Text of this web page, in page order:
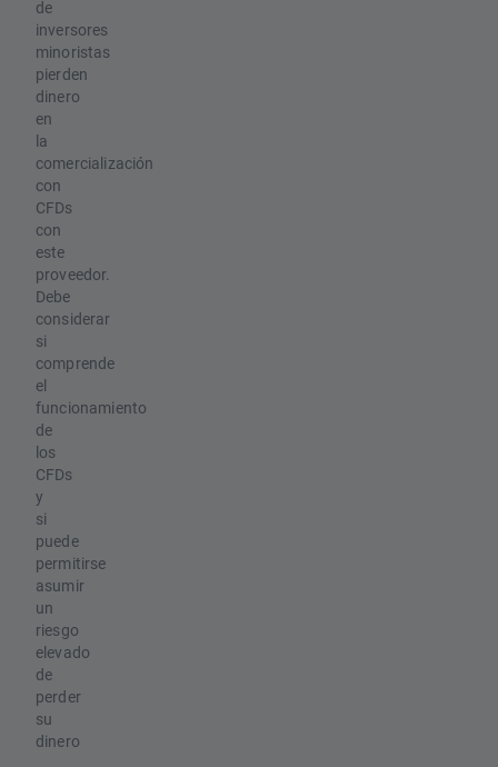
de
inversores
minoristas
pierden
dinero
en
la
comercialización
con
CFDs
con
este
proveedor.
Debe
considerar
si
comprende
el
funcionamiento
de
los
CFDs
y
si
puede
permitirse
asumir
un
riesgo
elevado
de
perder
su
dinero